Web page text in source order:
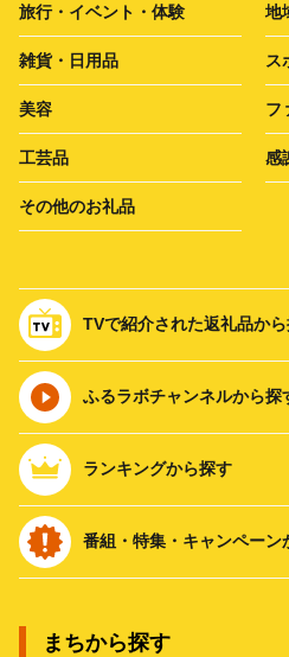
旅行・イベント・体験 地
雑貨・日用品 ス
美容 フ
工芸品 感
その他のお礼品
TVで紹介された返礼品か
ふるラボチャンネルから探
ランキングから探す
番組・特集・キャンペーン
まちから探す